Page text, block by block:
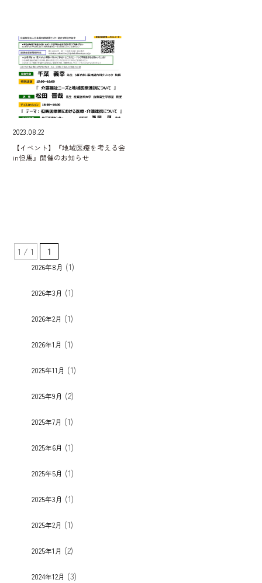
2023.08.22
【イベント】『地域医療を考える会
in但馬』開催のお知らせ
1 / 1 1
2026年8月 (1)
2026年3月 (1)
2026年2月 (1)
2026年1月 (1)
2025年11月 (1)
2025年9月 (2)
2025年7月 (1)
2025年6月 (1)
2025年5月 (1)
2025年3月 (1)
2025年2月 (1)
2025年1月 (2)
2024年12月 (3)